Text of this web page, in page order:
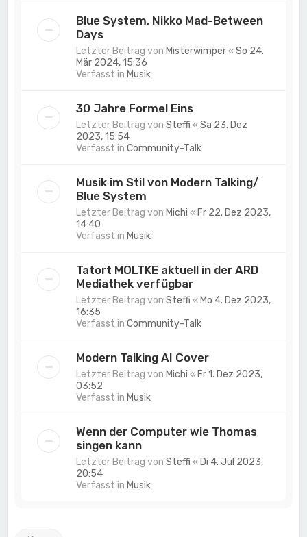
Blue System, Nikko Mad-Between
Days
Letzter Beitrag von Misterwimper«So 24.
Mär 2024, 15:36
Verfasst in Musik
30 Jahre Formel Eins
Letzter Beitrag vonSteffi «Sa 23. Dez
2023, 15:54
Verfasst inCommunity-Talk
Musik im Stil von Modern Talking/
Blue System
Letzter Beitrag von Michi « Fr 22. Dez 2023,
14:40
Verfasst in Musik
Tatort MOLTKE aktuell in der ARD
Mediathek verfügbar
Letzter Beitrag vonSteffi « Mo 4. Dez 2023,
16:35
Verfasst inCommunity-Talk
Modern Talking AI Cover
Letzter Beitrag von Michi « Fr 1. Dez 2023,
03:52
Verfasst in Musik
Wenn der Computer wie Thomas
singen kann
Letzter Beitrag vonSteffi « Di 4. Jul 2023,
20:54
Verfasst in Musik